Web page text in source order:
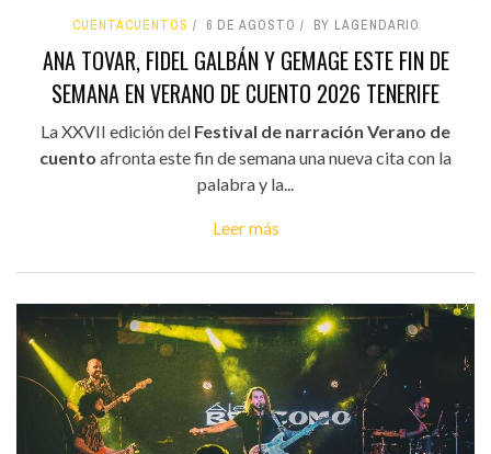
CUENTACUENTOS 6 DE AGOSTO BY LAGENDARIO
ANA TOVAR, FIDEL GALBÁN Y GEMAGE ESTE FIN DE
SEMANA EN VERANO DE CUENTO 2026 TENERIFE
La XXVII edición del Festival de narración Verano de
cuento afronta este fin de semana una nueva cita con la
palabra y la...
Leer más